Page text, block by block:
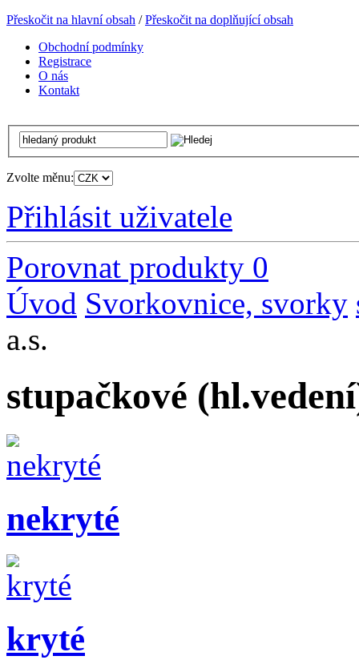
Přeskočit na hlavní obsah /Přeskočit na doplňující obsah
Obchodní podmínky
Registrace
O nás
Kontakt
Zvolte měnu:
Přihlásit uživatele
Porovnat produkty 0
Úvod Svorkovnice, svorky
a.s.
stupačkové
nekryté
kryté